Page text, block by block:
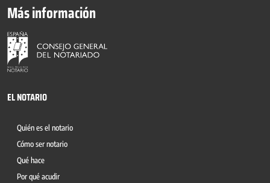
Más información
EL NOTARIO
Quién es el notario
Cómo ser notario
Qué hace
Por qué acudir